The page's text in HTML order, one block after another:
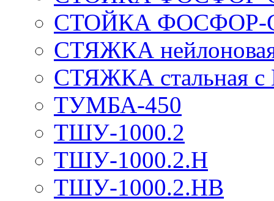
СТОЙКА ФОСФОР-
СТЯЖКА нейлоновая
СТЯЖКА стальная
ТУМБА-450
ТШУ-1000.2
ТШУ-1000.2.Н
ТШУ-1000.2.НВ